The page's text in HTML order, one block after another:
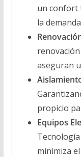
un confort
la
aseguran
propicio
Equipos
minimiza